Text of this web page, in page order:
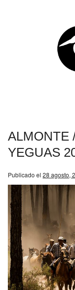
ALMONTE
YEGUAS
Publicado el 28 agosto,